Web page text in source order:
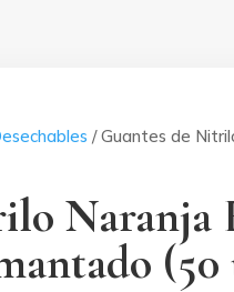
/ Guantes de
Naranja
(50